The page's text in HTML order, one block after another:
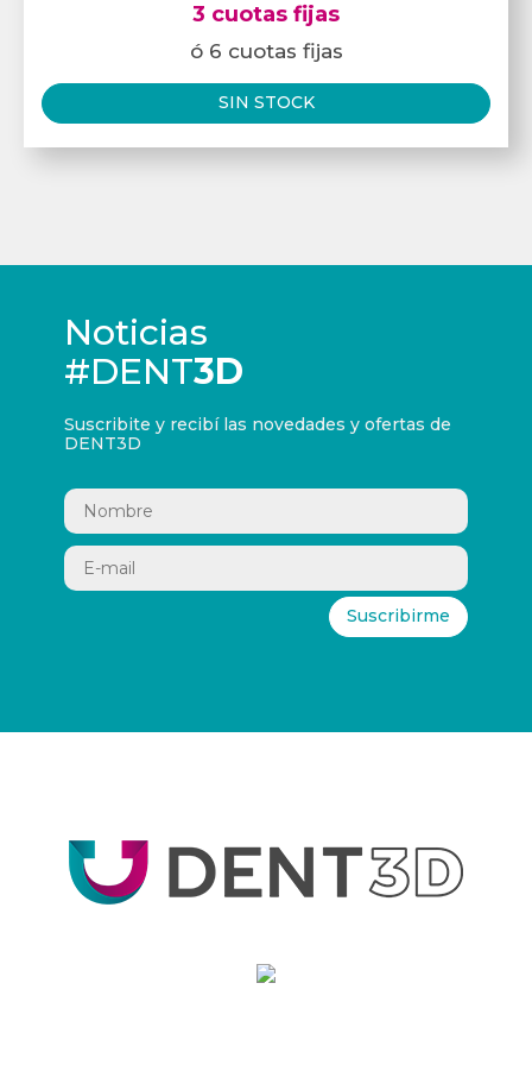
3 cuotas fijas
ó 6 cuotas fijas
SIN STOCK
Noticias
#DENT3D
Suscribite y recibí las novedades y ofertas de
DENT3D
Suscribirme